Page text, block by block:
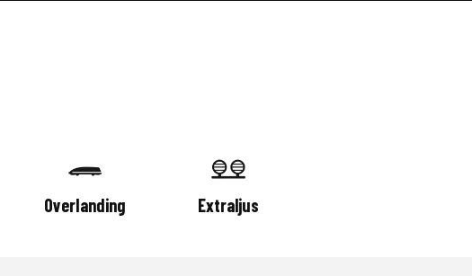
Overlanding Extraljus